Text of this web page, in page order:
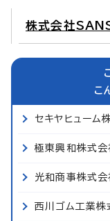
株式会社
こ
セキヤヒューム
極東興和株式会
光和商事株式会
西川ゴム工業